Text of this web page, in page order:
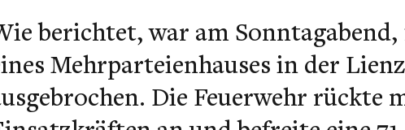
berichtet, war am
Mehrparteienhauses in der
Die Feuerwehr rückte